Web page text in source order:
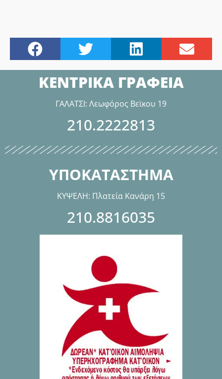
ΚΕΝΤΡΙΚΑ ΓΡΑΦΕΙΑ
ΓΑΛΑΤΣΙ: Λεωφόρος Βεϊκου 19
210.2222813
ΥΠΟΚΑΤΑΣΤΗΜΑ
ΚΥΨΕΛΗ: Πλατεία Κανάρη 15
210.8816035